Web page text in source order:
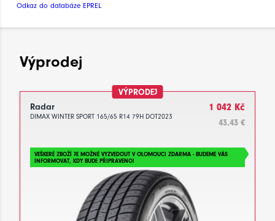
Odkaz do databáze EPREL
Výprodej
VÝPRODEJ
Radar
DIMAX WINTER SPORT 165/65 R14 79H DOT2023
1 042 Kč
43.43 €
VEŠKERÉ ZBOŽÍ JE MOŽNÉ VYZVEDOUT V OLOMOUCI ZDARMA - BUDEME VÁS
INFORMOVAT, KDY BUDE PŘIPRAVENO!